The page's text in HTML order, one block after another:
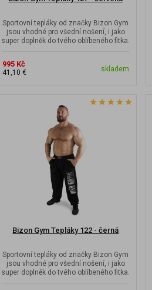
Sportovní tepláky od značky Bizon Gym
jsou vhodné pro všední nošení, i jako
super doplněk do tvého oblíbeného fitka.
995 Kč
41,10 € skladem
Bizon Gym Tepláky 122 - černá
Sportovní tepláky od značky Bizon Gym
jsou vhodné pro všední nošení, i jako
super doplněk do tvého oblíbeného fitka.